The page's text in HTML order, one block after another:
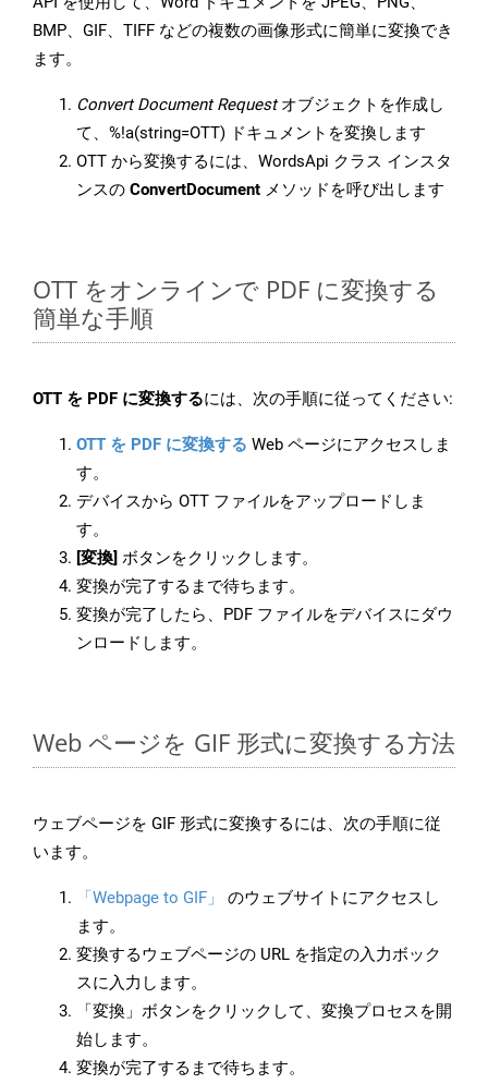
BMP、GIF、TIFF などの複数の画像形式に簡単に変換でき
ます。
Convert Document Requestオブジェクトを作成し
て、%!a(string=OTT) ドキュメントを変換します
OTT から変換するには、WordsApi クラス インスタ
ンスの ConvertDocument メソッドを呼び出します
OTT をオンラインで PDF に変換する
簡単な手順
OTT を PDF に変換するには、次の手順に従ってください:
OTT を PDF に変換する Web ページにアクセスしま
す。
デバイスから OTT ファイルをアップロードしま
す。
[変換] ボタンをクリックします。
変換が完了するまで待ちます。
変換が完了したら、PDF ファイルをデバイスにダウ
ンロードします。
Web ページを GIF 形式に変換する方法
ウェブページを GIF 形式に変換するには、次の手順に従
います。
「Webpage to GIF」
のウェブサイトにアクセスし
ます。
変換するウェブページの URL を指定の入力ボック
スに入力します。
「変換」ボタンをクリックして、変換プロセスを開
始します。
変換が完了するまで待ちます。